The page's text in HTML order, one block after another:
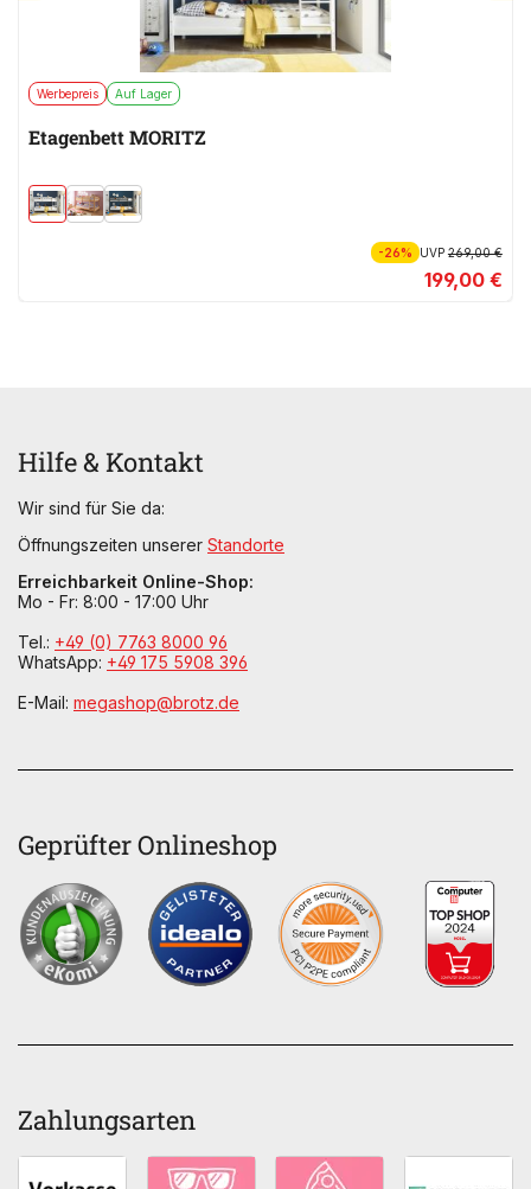
Werbepreis Auf Lager
Etagenbett MORITZ
-26% UVP269,00 €
199,00 €
Hilfe & Kontakt
Wir sind für Sie da:
Öffnungszeiten unserer Standorte
Erreichbarkeit Online-Shop:
Mo - Fr: 8:00 - 17:00 Uhr
Tel.: +49 (0) 7763 8000 96
WhatsApp: +49 175 5908 396
E-Mail: megashop@brotz.de
Geprüfter Onlineshop
Zahlungsarten